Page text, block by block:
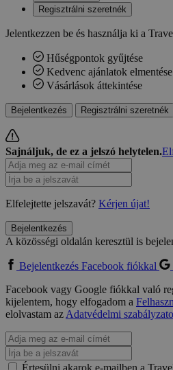
Regisztrálni szeretnék
Jelentkezzen be és használja ki a
Hűségpontok gyűjtése
Kedvenc ajánlatok elmentése
Vásárlások áttekintése
Bejelentkezés Regisztrálni szeretnék
Sajnáljuk, de ez a jelszó helytelen.
Elfelejtette jelszavát? Kérjen újat!
Bejelentkezés
A közösségi oldalán keresztül is
Bejelentkezés Facebook fiókkal
Facebook vagy Google fiókkal való
kijelentem, hogy elfogadom a
elolvastam azAdatvédelmi